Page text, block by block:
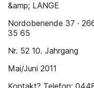
&amp; LANGE
Nordobenende 37 ·
35 65
Nr. 52 10. Jahrgang
Mai/Juni 2011
Kontakt? Telefon: